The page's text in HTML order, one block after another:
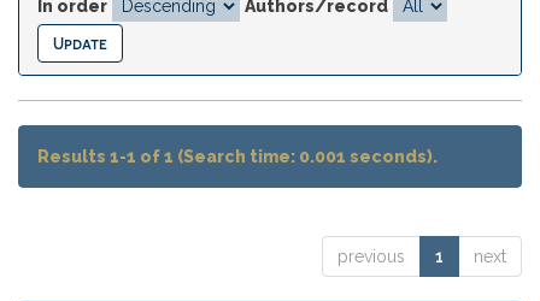
In order
Authors/record
Results 1-1 of 1 (Search time: 0.001 seconds).
previous 1 next